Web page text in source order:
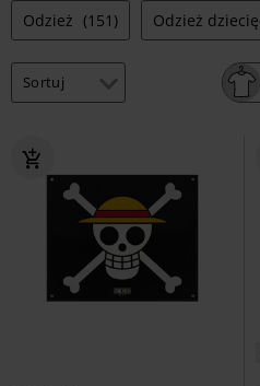
Odzież (151) Odzież